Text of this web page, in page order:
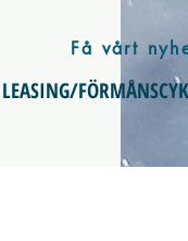
Få vårt
LEASING/